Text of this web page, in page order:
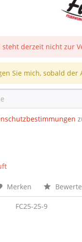
steht derzeit nicht zur
Sie mich, sobald
Merken
FC25-25-9